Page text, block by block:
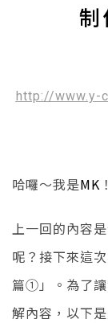
http://www.y-
哈囉～我是MK ！
上一回的內容
呢？接下來這
篇①」。為了
解內容，以下